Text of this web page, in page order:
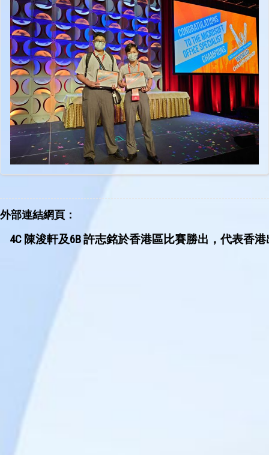
外部連結網頁：
4C 陳浚軒及6B 許志銘於香港區比賽勝出，代表香港